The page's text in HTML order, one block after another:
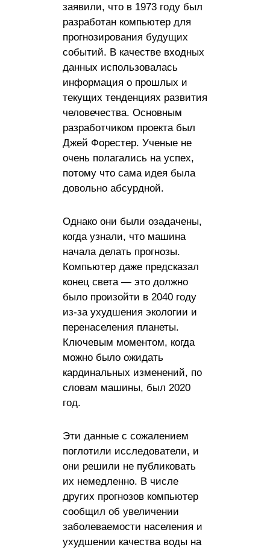
заявили, что в 1973 году был
разработан компьютер для
прогнозирования будущих
событий. В качестве входных
данных использовалась
информация о прошлых и
текущих тенденциях развития
человечества. Основным
разработчиком проекта был
Джей Форестер. Ученые не
очень полагались на успех,
потому что сама идея была
довольно абсурдной.
Однако они были озадачены,
когда узнали, что машина
начала делать прогнозы.
Компьютер даже предсказал
конец света — это должно
было произойти в 2040 году
из-за ухудшения экологии и
перенаселения планеты.
Ключевым моментом, когда
можно было ожидать
кардинальных изменений, по
словам машины, был 2020
год.
Эти данные с сожалением
поглотили исследователи, и
они решили не публиковать
их немедленно. В числе
других прогнозов компьютер
сообщил об увеличении
заболеваемости населения и
ухудшении качества воды на